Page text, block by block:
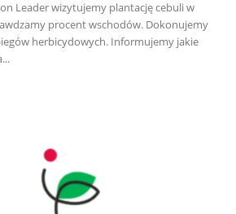
Leader wizytujemy plantację cebuli w
procent wschodów. Dokonujemy
herbicydowych. Informujemy jakie